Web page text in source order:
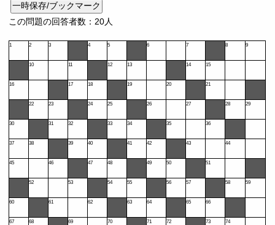
一時保存/ブックマーク
この問題の回答者数：20人
1 2 3 4 5 6 7 8 9
10 11 12 13 14 15
16 17 18 19 20 21
22 23 24 25 26 27 28 29
30 31 32 33 34 35 36
37 38 39 40 41 42 43 44
45 46 47 48 49 50 51
52 53 54 55 56 57 58 59
60 61 62 63 64 65 66
67 68 69 70 71 72 73 74